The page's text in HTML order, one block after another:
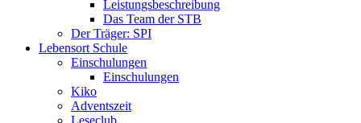
Leistungsbeschreibung
Das Team der STB
Der Träger: SPI
Lebensort Schule
Einschulungen
Einschulungen
Kiko
Adventszeit
Leseclub